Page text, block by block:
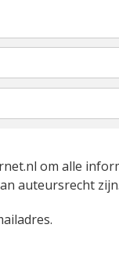
om alle
auteursrecht zijn.